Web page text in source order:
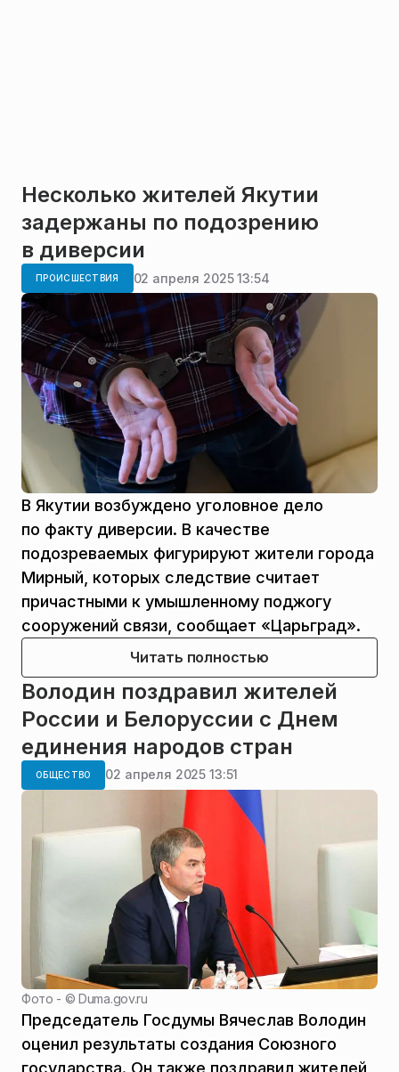
Несколько жителей Якутии
задержаны по подозрению
в диверсии
ПРОИСШЕСТВИЯ 02 апреля 2025 13:54
В Якутии возбуждено уголовное дело
по факту диверсии. В качестве
подозреваемых фигурируют жители города
Мирный, которых следствие считает
причастными к умышленному поджогу
сооружений связи, сообщает «Царьград».
Читать полностью
Володин поздравил жителей
России и Белоруссии с Днем
единения народов стран
ОБЩЕСТВО 02 апреля 2025 13:51
Фото - ©Duma.gov.ru
Председатель Госдумы Вячеслав Володин
оценил результаты создания Союзного
государства. Он также поздравил жителей